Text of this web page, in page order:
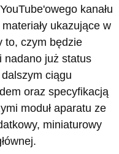
kanału
ukazujące w
to, czym będzie
nadano już status
ciągu
oraz specyfikacją
moduł aparatu ze
miniaturowy